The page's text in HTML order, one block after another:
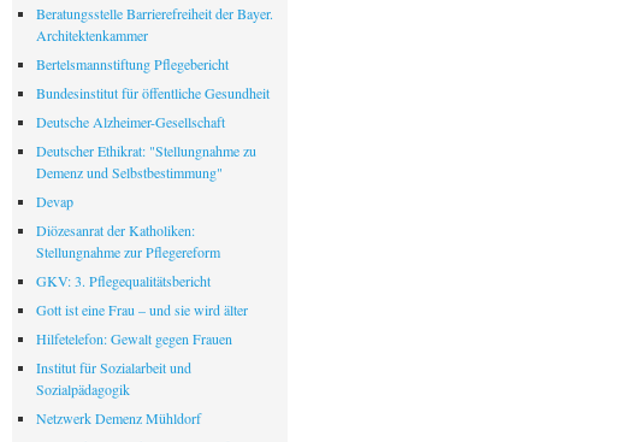
Beratungsstelle Barrierefreiheit der Bayer.
Architektenkammer
Bertelsmannstiftung Pflegebericht
Bundesinstitut für öffentliche Gesundheit
Deutsche Alzheimer-Gesellschaft
Deutscher Ethikrat: "Stellungnahme zu
Demenz und Selbstbestimmung"
Devap
Diözesanrat der Katholiken:
Stellungnahme zur Pflegereform
GKV: 3. Pflegequalitätsbericht
Gott ist eine Frau – und sie wird älter
Hilfetelefon: Gewalt gegen Frauen
Institut für Sozialarbeit und
Sozialpädagogik
Netzwerk Demenz Mühldorf